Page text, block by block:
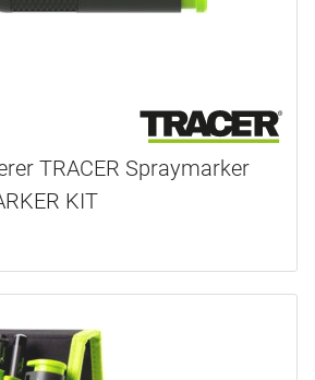
TRACER Spraymarker
KIT